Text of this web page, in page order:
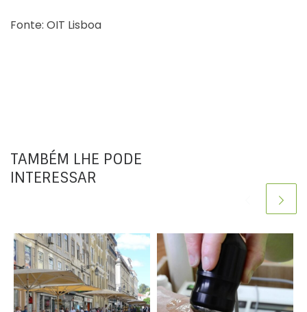
Fonte: OIT Lisboa
TAMBÉM LHE PODE
INTERESSAR